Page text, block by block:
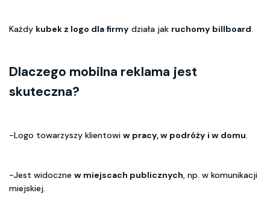
Każdy kubek z logo dla firmy działa jak ruchomy billboard.
Dlaczego mobilna reklama jest
skuteczna?
-Logo towarzyszy klientowi w pracy, w podróży i w domu.
-Jest widoczne w miejscach publicznych, np. w komunikacji
miejskiej.